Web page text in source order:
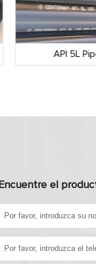
API 5L
Encuentre el